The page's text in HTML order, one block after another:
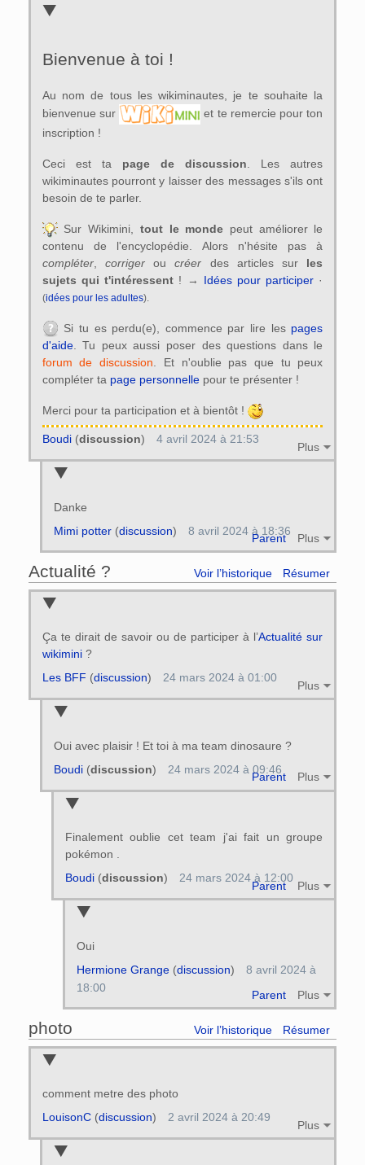
Bienvenue à toi !
Au nom de tous les wikiminautes, je te souhaite la
bienvenue sur
et te remercie pour ton
inscription !
Ceci est ta page de discussion . Les autres
wikiminautes pourront y laisser des messages s'ils ont
besoin de te parler.
Sur Wikimini, tout le monde peut améliorer le
contenu de l'encyclopédie. Alors n'hésite pas à
compléter, corriger oucréer des articles sur les
sujets qui t'intéressent ! → Idées pour participer ·
(idées pour les adultes).
Si tu es perdu(e), commence par lire les pages
d'aide. Tu peux aussi poser des questions dans le
forum de discussion. Et n'oublie pas que tu peux
compléter ta page personnellepour te présenter !
Merci pour ta participation et à bientôt !
Plus
Boudi(discussion) 4 avril 2024 à 21:53
Danke
Parent Plus
Mimi potter(discussion) 8 avril 2024 à 18:36
Actualité ? Voir l’historique Résumer
Ça te dirait de savoir ou de participer à l’Actualité sur
wikimini?
Plus
Les BFF (discussion) 24 mars 2024 à 01:00
Oui avec plaisir ! Et toi à ma team dinosaure ?
Parent Plus
Boudi(discussion) 24 mars 2024 à 09:46
Finalement oublie cet team j'ai fait un groupe
pokémon .
Parent Plus
Boudi(discussion) 24 mars 2024 à 12:00
Oui
Parent Plus
Hermione Grange(discussion)
8 avril 2024 à
18:00
photo Voir l’historique Résumer
comment metre des photo
Plus
LouisonC(discussion) 2 avril 2024 à 20:49